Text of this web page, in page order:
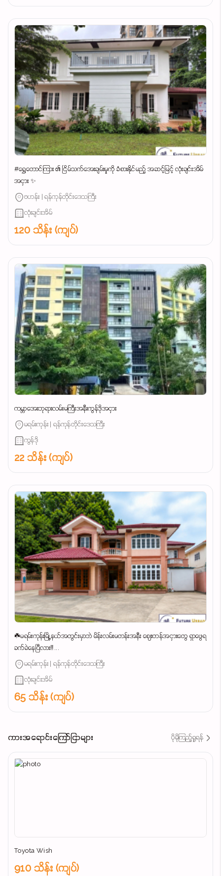
#ရွှေတောင်ကြား ၏ ငြိမ်သက်အေးချမ်းမှုကို ခံစားနိုင်မည့် အဆင့်မြင့် လုံးချင်းအိမ်
အငှား ✨
ဗဟန်း | ရန်ကုန်တိုင်းဒေသကြီး
လုံးချင်းအိမ်
120 သိန်း (ကျပ်)
ကမ္ဘာအေးဘုရားလမ်းမကြီးအနီးကွန်ဒိုအငှား
မရမ်းကုန်း | ရန်ကုန်တိုင်းဒေသကြီး
ကွန်ဒို
22 သိန်း (ကျပ်)
☘️မရမ်းကုန်းမြို့နယ်အတွင်းမှာဘဲ မိန်းလမ်းမတန်းအနီး ဈေးတန်အငှားတွေ ရှာဖွေရ
ခက်ခဲနေပြီလား‼️...
မရမ်းကုန်း | ရန်ကုန်တိုင်းဒေသကြီး
လုံးချင်းအိမ်
65 သိန်း (ကျပ်)
ကားအရောင်းကြော်ငြာများ ပိုမိုကြည့်ရှုရန်
Toyota Wish
910 သိန်း (ကျပ်)